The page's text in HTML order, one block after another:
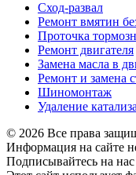
Сход-развал
Ремонт вмятин
Проточка
Ремонт двигателя
Замена масла в
Ремонт и замена
Шиномонтаж
Удаление
© 2026 Все права
Информация на сайте
Подписывайтесь на